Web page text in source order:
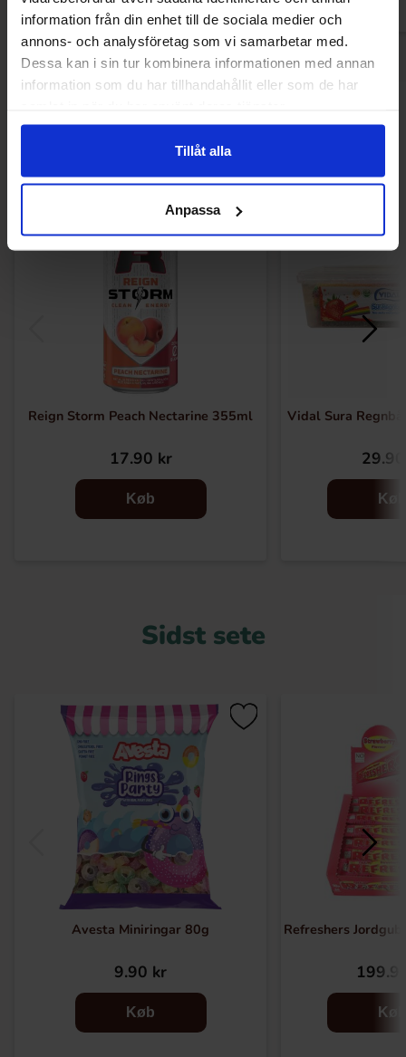
information från din enhet till de sociala medier och
annons- och analysföretag som vi samarbetar med.
Dessa kan i sin tur kombinera informationen med annan
information som du har tillhandahållit eller som de har
Tillåt alla
Anpassa
Andre kunne lide
Reign Storm Peach Nectarine 355ml
17.90 kr
Køb
Vidal Sura
Køb
Sidst sete
Avesta Miniringar 80g
9.90 kr
Køb
Refreshers
Køb